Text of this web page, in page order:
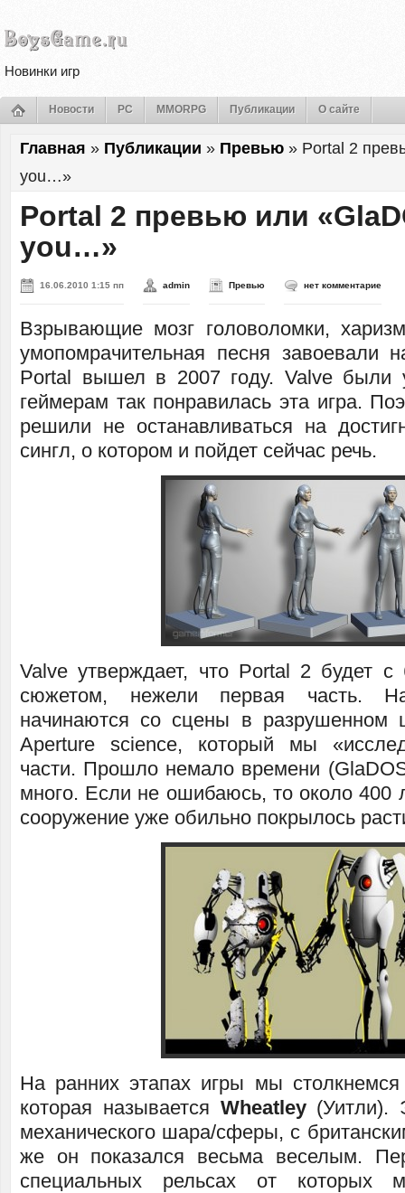
Новинки игр
Новости PC MMORPG Публикации О сайте
Главная » Публикации » Превью » Portal 2
you…»
Portal 2 превью или
you…»
16.06.2010 1:15 пп admin Превью нет комментарие
Взрывающие мозг головоломки,
умопомрачительная песня завоевали
Portal вышел в 2007 году. Valve были
геймерам так понравилась эта игра.
решили не останавливаться на
сингл, о котором и пойдет сейчас речь.
Valve утверждает, что Portal 2 будет
сюжетом, нежели первая часть.
начинаются со сцены в разрушенном
Aperture science, который мы
части. Прошло немало времени
много. Если не ошибаюсь, то около 400
сооружение уже обильно покрылось
На ранних этапах игры мы
которая называется Wheatley (Уитли).
механического шара/сферы, с
же он показался весьма веселым.
специальных рельсах от